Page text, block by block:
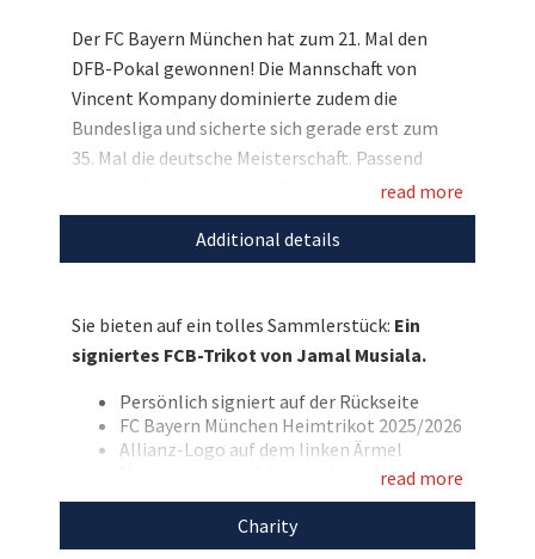
Der FC Bayern München hat zum 21. Mal den
DFB-Pokal gewonnen! Die Mannschaft von
Vincent Kompany dominierte zudem die
Bundesliga und sicherte sich gerade erst zum
35. Mal die deutsche Meisterschaft. Passend
dazu dürfen wir nun tolle Sammlerstücke der
FCB-Stars versteigern: Sie können sich das
Heimtrikot von Jamal Musiala sichern, das er
Gebot die Kinderhilfsprojekte der Stiftung
Stars4Kids!
Entdecken Sie bei uns auch weitere
einzigartige Auktionenfür den guten Zweck!
read more
Additional details
Sie bieten auf ein tolles Sammlerstück: Ein
signiertes FCB-Trikot von Jamal Musiala.
Persönlich signiert auf der Rückseite
FC Bayern München Heimtrikot 2025/2026
Allianz-Logo auf dem linken Ärmel
Meister-Logo auf dem rechten Ärmel
Beflockt mit Musiala und seiner
Rückennummer 10
Größe: M, neu mit Etikett
read more
Charity